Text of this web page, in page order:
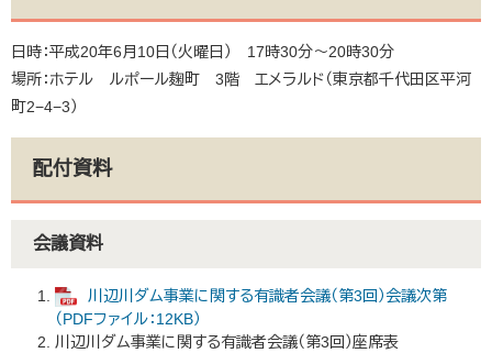
日時：平成20年6月10日（火曜日） 17時30分～20時30分
場所：ホテル ルポール麹町 3階 エメラルド（東京都千代田区平河
町2−4−3）
配付資料
会議資料
川辺川ダム事業に関する有識者会議（第3回）会議次第
（PDFファイル：12KB）
川辺川ダム事業に関する有識者会議（第3回）座席表